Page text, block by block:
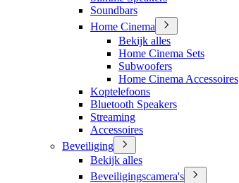
Soundbars
Home Cinema
Bekijk alles
Home Cinema Sets
Subwoofers
Home Cinema Accessoires
Koptelefoons
Bluetooth Speakers
Streaming
Accessoires
Beveiliging
Bekijk alles
Beveiligingscamera's